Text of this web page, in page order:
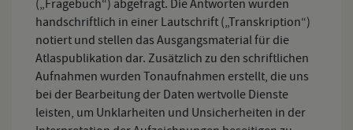
(„Fragebuch“) abgefragt. Die Antworten wurden
handschriftlich in einer Lautschrift („Transkription“)
notiert und stellen das Ausgangsmaterial für die
Atlaspublikation dar. Zusätzlich zu den schriftlichen
Aufnahmen wurden Tonaufnahmen erstellt, die uns
bei der Bearbeitung der Daten wertvolle Dienste
leisten, um Unklarheiten und Unsicherheiten in der